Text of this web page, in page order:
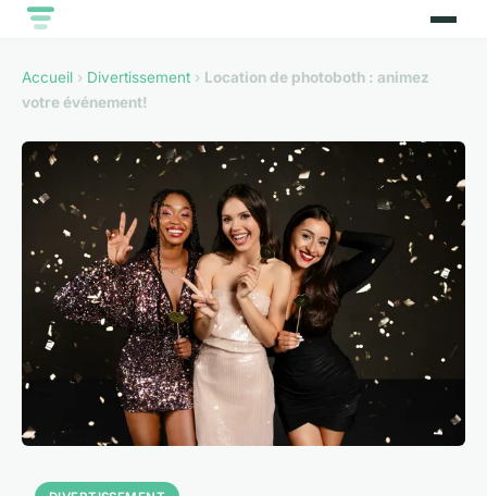
Accueil › Divertissement › Location de photoboth : animez
votre événement!